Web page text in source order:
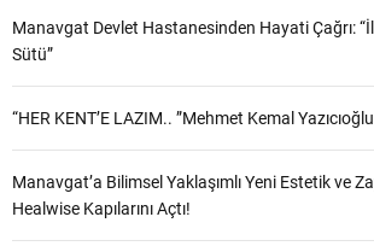
Manavgat Devlet Hastanesinden Hayati Çağrı:
Sütü”
“HER KENT’E LAZIM.. ”Mehmet Kemal
Manavgat’a Bilimsel Yaklaşımlı Yeni Estetik ve
Healwise Kapılarını Açtı!